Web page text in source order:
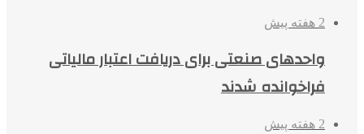
2 هفته پیش
واحدهای صنعتی برای دریافت اعتبار مالیاتی
فراخوانده شدند
2 هفته پیش